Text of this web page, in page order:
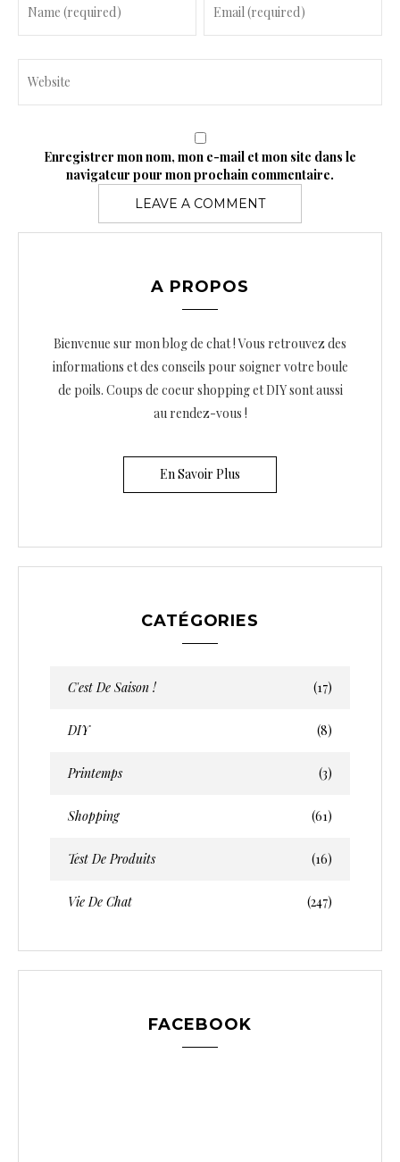
Enregistrer mon nom, mon e-mail et mon site dans le
navigateur pour mon prochain commentaire.
A PROPOS
Bienvenue sur mon blog de chat ! Vous retrouvez des
informations et des conseils pour soigner votre boule
de poils. Coups de coeur shopping et DIY sont aussi
au rendez-vous !
En Savoir Plus
CATÉGORIES
C'est De Saison ! (17)
DIY (8)
Printemps (3)
Shopping (61)
Test De Produits (16)
Vie De Chat (247)
FACEBOOK